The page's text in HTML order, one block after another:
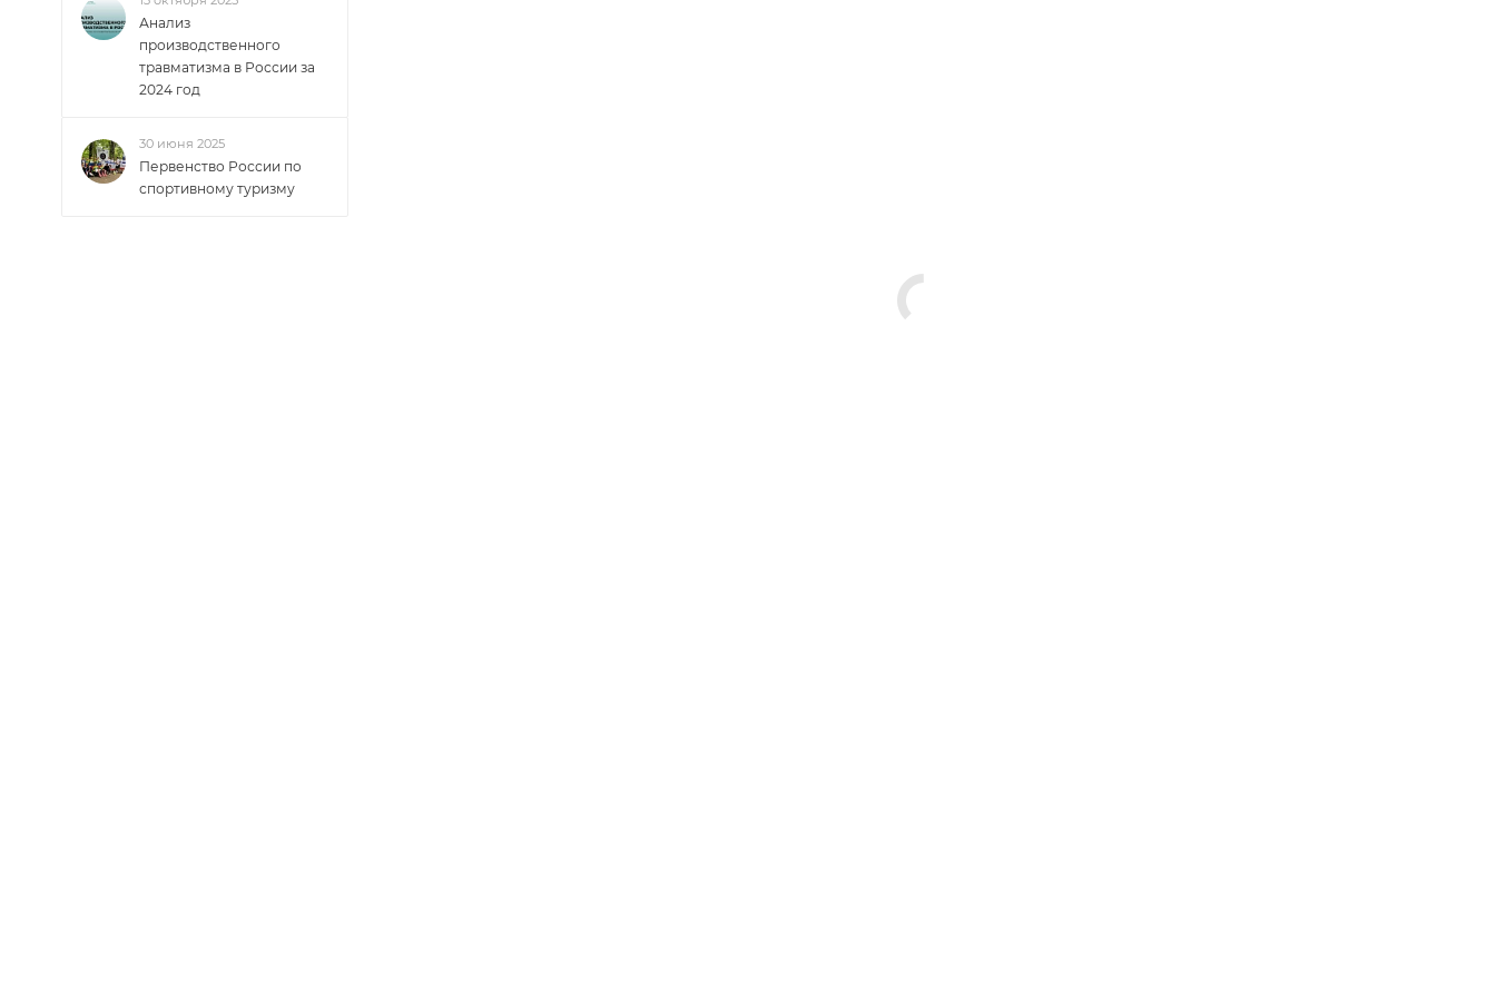
Анализ
производственного
травматизма в России за
2024 год
30 июня 2025
Первенство России по
спортивному туризму